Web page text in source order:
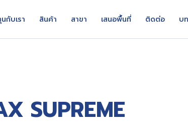
กับเรา สินค้า สาขา เสนอพื้นที่ ติดต่อ บ
SUPREME